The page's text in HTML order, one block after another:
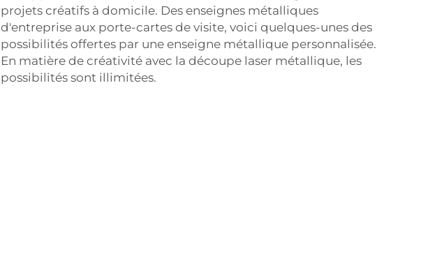
projets créatifs à domicile. Des enseignes métalliques
d'entreprise aux porte-cartes de visite, voici quelques-unes des
possibilités offertes par une enseigne métallique personnalisée.
En matière de créativité avec la découpe laser métallique, les
possibilités sont illimitées.